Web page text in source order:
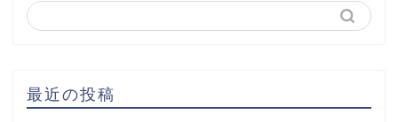
最近の投稿